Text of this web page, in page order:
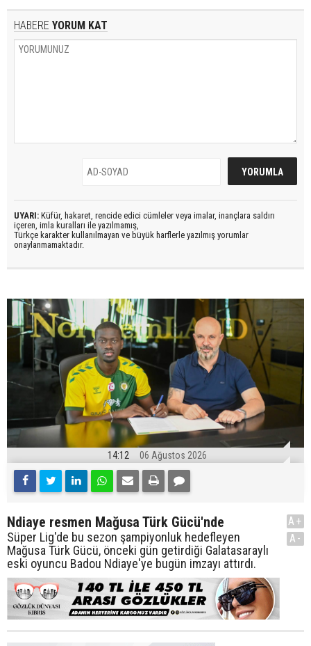
HABERE YORUM KAT
UYARI: Küfür, hakaret, rencide edici cümleler veya imalar, inançlara saldırı
içeren, imla kuralları ile yazılmamış,
Türkçe karakter kullanılmayan ve büyük harflerle yazılmış yorumlar
onaylanmamaktadır.
14:12 06 Ağustos 2026
Ndiaye resmen Mağusa Türk Gücü'nde
Süper Lig'de bu sezon şampiyonluk hedefleyen
Mağusa Türk Gücü, önceki gün getirdiği Galatasaraylı
eski oyuncu Badou Ndiaye'ye bugün imzayı attırdı.
A+
A-